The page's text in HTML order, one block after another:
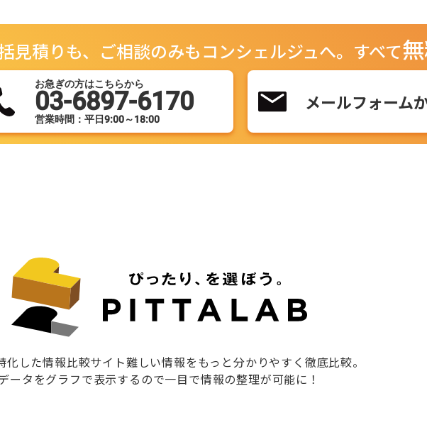
見積りも、ご相談のみもコンシェルジュへ。 すべて
お急ぎの方はこちらから
03-6897-6170
営業時間：平日9:00～18:00
メールフォーム
した情報比較サイト難しい情報をもっと分かりやすく徹底比較。
ータをグラフで表示するので一目で情報の整理が可能に！